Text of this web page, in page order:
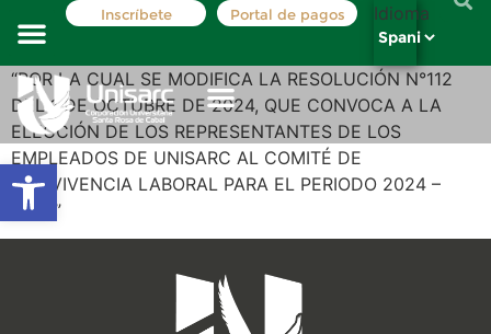
Abrir barra de herramientas
Inscríbete Portal de pagos Idioma
“POR LA CUAL SE MODIFICA LA RESOLUCIÓN N°112
DEL 1 DE OCTUBRE DE 2024, QUE CONVOCA A LA
ELECCIÓN DE LOS REPRESENTANTES DE LOS
EMPLEADOS DE UNISARC AL COMITÉ DE
CONVIVENCIA LABORAL PARA EL PERIODO 2024 –
2026”